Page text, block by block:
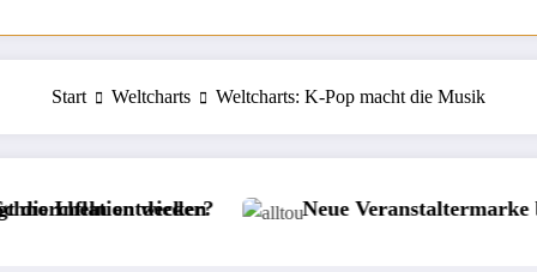
Start Weltcharts Weltcharts: K-Pop macht die Musik
Neue Veranstaltermarke bei alltours